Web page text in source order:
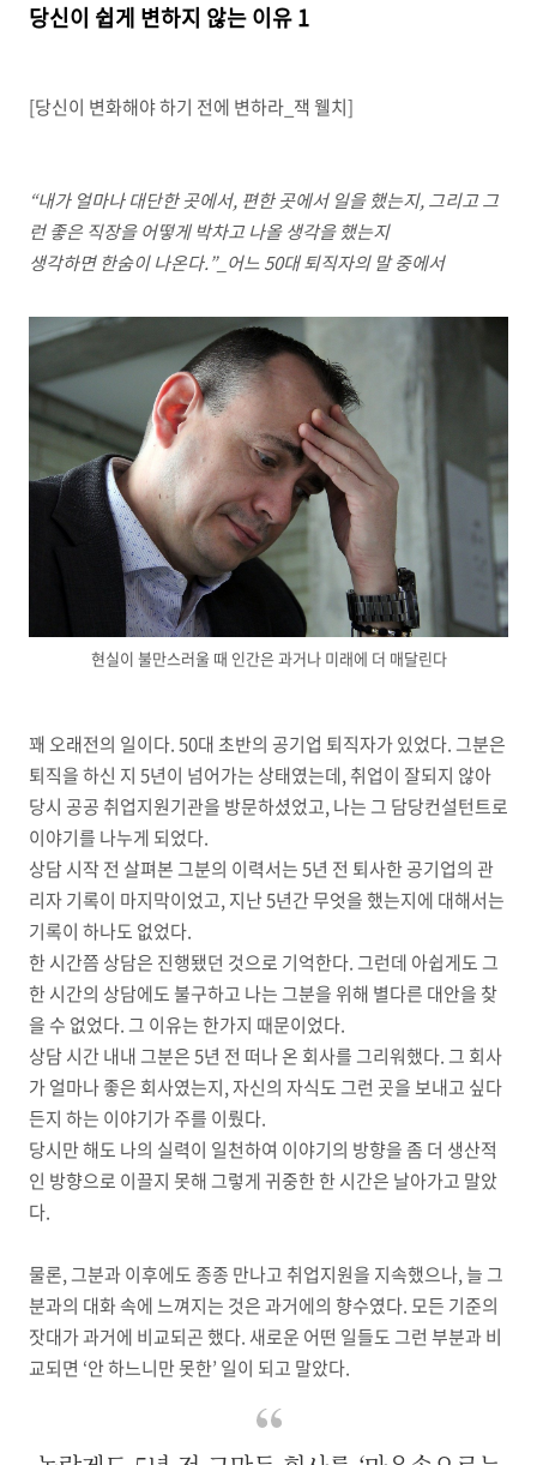
당신이 쉽게 변하지 않는 이유1
[당신이 변화해야 하기 전에 변하라 잭 웰치]
“내가 얼마나 대단한 곳에서, 편한 곳에서 일을 했는지,그리고 그
런 좋은 직장을 어떻게 박차고 나올 생각을 했는지
생각하면 한숨이 나온다.”_ 어느50대 퇴직자의 말 중에서
현실이 불만스러울 때 인간은 과거나 미래에 더 매달린다
꽤 오래전의 일이다. 50대 초반의 공기업 퇴직자가 있었다. 그분은
퇴직을 하신 지 5년이 넘어가는 상태였는데, 취업이 잘되지 않아
당시 공공 취업지원기관을 방문하셨었고, 나는 그 담당컨설턴트로
이야기를 나누게 되었다.
상담 시작 전 살펴본 그분의 이력서는5년 전 퇴사한 공기업의 관
리자 기록이 마지막이었고, 지난5년간 무엇을 했는지에 대해서는
기록이 하나도 없었다.
한 시간쯤 상담은 진행됐던 것으로 기억한다. 그런데 아쉽게도 그
한 시간의 상담에도 불구하고 나는 그분을 위해 별다른 대안을 찾
을 수 없었다. 그 이유는 한가지 때문이었다.
상담 시간 내내 그분은5년 전 떠나 온 회사를 그리워했다. 그 회사
가 얼마나 좋은 회사였는지, 자신의 자식도 그런 곳을 보내고 싶다
든지 하는 이야기가 주를 이뤘다.
당시만 해도 나의 실력이 일천하여 이야기의 방향을 좀 더 생산적
인 방향으로 이끌지 못해 그렇게 귀중한 한 시간은 날아가고 말았
다.
물론, 그분과 이후에도 종종 만나고 취업지원을 지속했으나,늘 그
분과의 대화 속에 느껴지는 것은 과거에의 향수였다.모든 기준의
잣대가 과거에 비교되곤 했다. 새로운 어떤 일들도 그런 부분과 비
교되면 ‘안 하느니만 못한’일이 되고 말았다.